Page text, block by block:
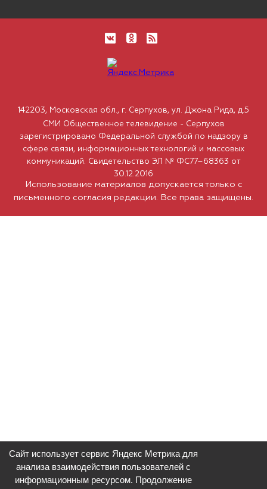
Использование материалов допускается только с
письменного согласия редакции. Все права защищены.
142203, Московская обл., г. Серпухов, ул. Джона Рида, д.5
СМИ Общественное телевидение - Серпухов
зарегистрировано Федеральной службой по надзору в
сфере связи, информационных технологий и массовых
коммуникаций. Свидетельство ЭЛ № ФС77–68363 от
30.12.2016
Сайт использует сервис Яндекс Метрика для
анализа взаимодействия пользователей с
информационным ресурсом. Продолжение